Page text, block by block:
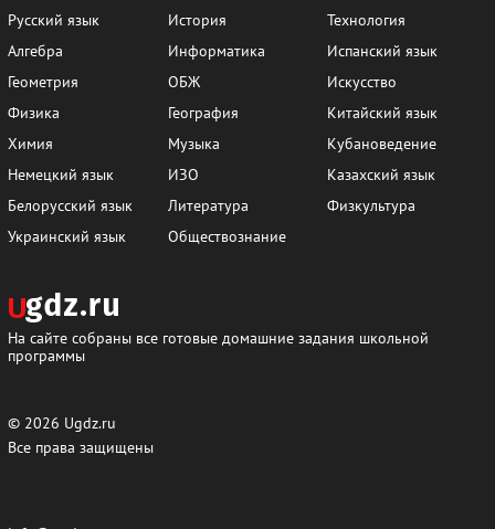
Русский язык
Алгебра
Геометрия
Физика
Химия
Немецкий язык
Белорусский язык
Украинский язык
История
Информатика
ОБЖ
География
Музыка
ИЗО
Литература
Обществознание
Технология
Испанский язык
Искусство
Китайский язык
Кубановедение
Казахский язык
Физкультура
На сайте собраны все готовые домашние задания школьной
программы
© 2026 Ugdz.ru
Все права защищены